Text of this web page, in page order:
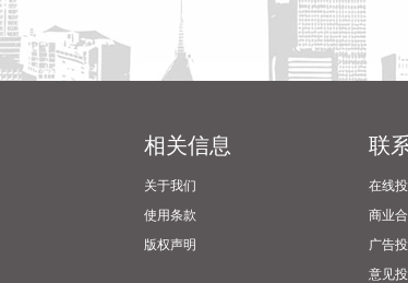
相关信息
关于我们
使用条款
版权声明
联
在线
商业
广告
意见